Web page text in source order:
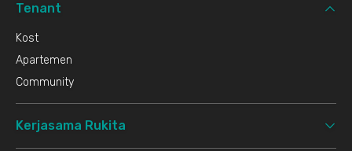
Tenant
Kost
Apartemen
Community
Kerjasama Rukita